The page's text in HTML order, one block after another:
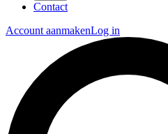
Contact
Account aanmakenLog in